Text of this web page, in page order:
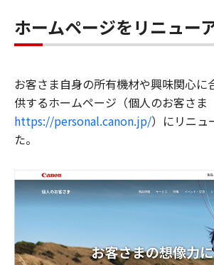
ホームページをリニュー
お客さま自身の所有機材や興味関心に
供するホームページ（個人のお客さま
https://personal.canon.jp/）にリニュ
た。